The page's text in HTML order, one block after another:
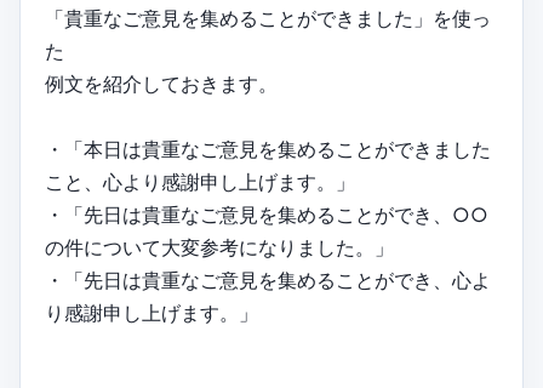
「貴重なご意見を集めることができました」を使っ
た
例文を紹介しておきます。
・「本日は貴重なご意見を集めることができました
こと、心より感謝申し上げます。」
・「先日は貴重なご意見を集めることができ、○○
の件について大変参考になりました。」
・「先日は貴重なご意見を集めることができ、心よ
り感謝申し上げます。」